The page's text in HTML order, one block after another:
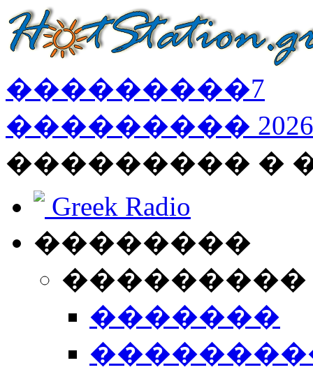
���������7
��������� 2026
��������� �
Greek Radio
��������
�������